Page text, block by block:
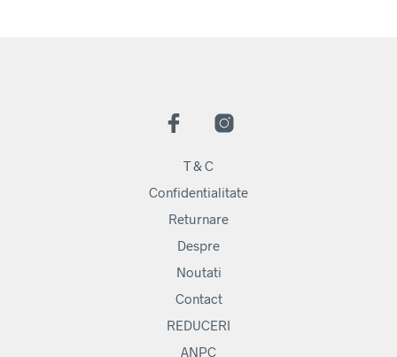
T & C
Confidentialitate
Returnare
Despre
Noutati
Contact
REDUCERI
ANPC